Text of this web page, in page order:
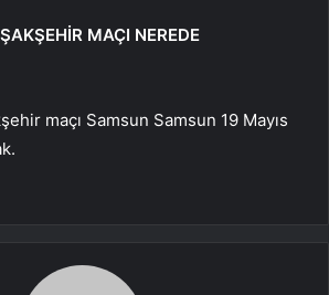
MAÇI NEREDE
maçı Samsun Samsun 19 Mayıs